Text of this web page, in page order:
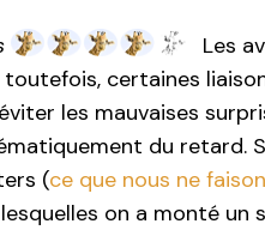
Les
certaines
les mauvaises
du retard.
(ce que nous ne
on a monté un